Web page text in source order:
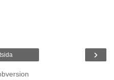
›